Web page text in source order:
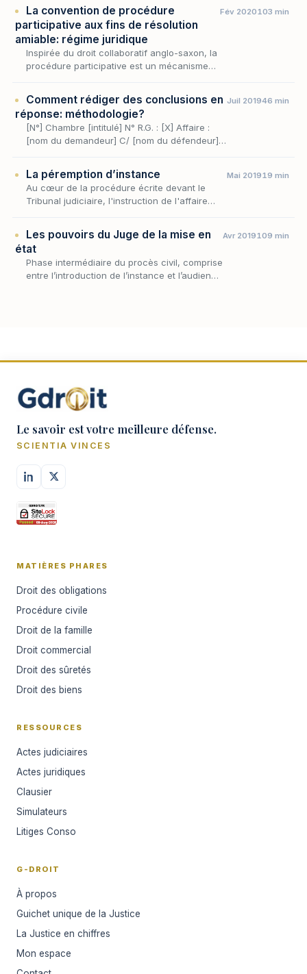
demande :
La convention de procédure
participative aux fins de résolution
amiable: régime juridique
Inspirée du droit collaboratif anglo-saxon, la
procédure participative est un mécanisme
s’engagent…
Fév 2020103 min
Comment rédiger des conclusions en
réponse: méthodologie?
[N°] Chambre [intitulé] N° R.G. : [X] Affaire :
[nom du demandeur] C/ [nom du défendeur]
Juil 201946 min
La péremption d’instance
Au cœur de la procédure écrite devant le
Tribunal judiciaire, l'instruction de l'affaire
Mai 201919 min
Les pouvoirs du Juge de la mise en
état
Phase intermédiaire du procès civil, comprise
entre l’introduction de l’instance et l’audience
Avr 2019109 min
Le savoir est votre meilleure défense.
SCIENTIA VINCES
MATIÈRES PHARES
Droit des obligations
Procédure civile
Droit de la famille
Droit commercial
Droit des sûretés
Droit des biens
RESSOURCES
Actes judiciaires
Actes juridiques
Clausier
Simulateurs
Litiges Conso
G-DROIT
À propos
Guichet unique de la Justice
La Justice en chiffres
Mon espace